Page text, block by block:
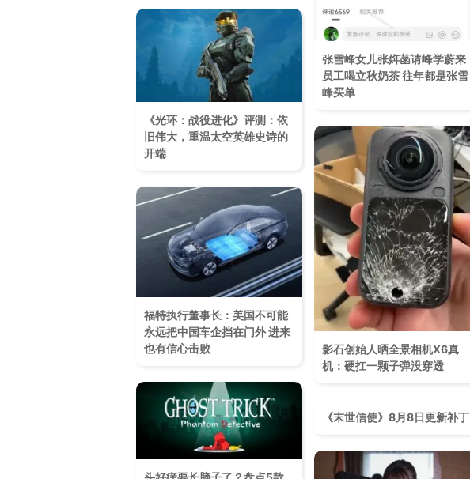
张雪峰女儿张姩菡请峰学蔚来
员工喝立秋奶茶 往年都是张雪
峰买单
《光环：战役进化》评测：依
旧伟大，重温太空英雄史诗的
开端
影石创始人晒全景相机X6真
机：硬扛一颗子弹没穿透
福特执行董事长：美国不可能
永远把中国车企挡在门外 进来
也有信心击败
《末世信使》8月8日更新补丁